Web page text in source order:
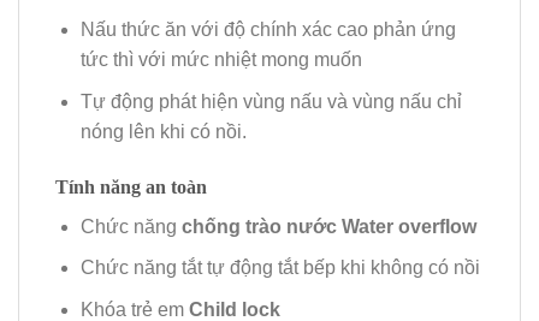
Nấu thức ăn với độ chính xác cao phản ứng
tức thì với mức nhiệt mong muốn
Tự động phát hiện vùng nấu và vùng nấu chỉ
nóng lên khi có nồi.
Tính năng an toàn
Chức năng chống trào nước Water overflow
Chức năng tắt tự động tắt bếp khi không có nồi
Khóa trẻ em Child lock